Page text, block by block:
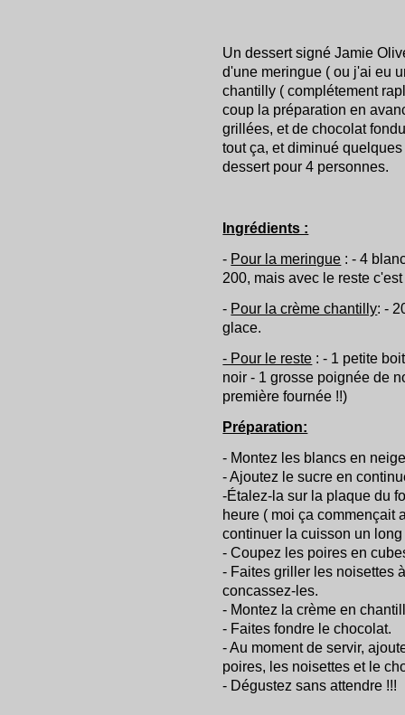
Un dessert signé Jamie
d'une meringue ( ou j'ai eu
chantilly ( complétement
coup la préparation en
grillées, et de chocolat
tout ça, et diminué
dessert pour 4 personnes.
Ingrédients :
- Pour la meringue : - 4
200, mais avec le reste
- Pour la crème chantilly: -
glace.
- Pour le reste : - 1 petite
noir - 1 grosse poignée de
première fournée !!)
Préparation:
- Montez les blancs en
- Ajoutez le sucre en
-Étalez-la sur la plaque du
heure ( moi ça commençait
continuer la cuisson un long
- Coupez les poires en
- Faites griller les noisettes
concassez-les.
- Montez la crème en
- Faites fondre le chocolat.
- Au moment de servir,
poires, les noisettes et le
- Dégustez sans attendre !!!